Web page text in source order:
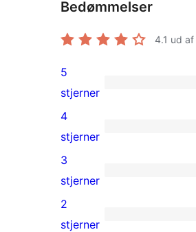
Bedømmelser
4.1 ud af
29
5-
stjernet
anmeldelser
5
stjerner
3
4-
stjernet
anmeldelser
4
stjerner
2
3-
stjernet
3
stjerner
3
2
stjerner